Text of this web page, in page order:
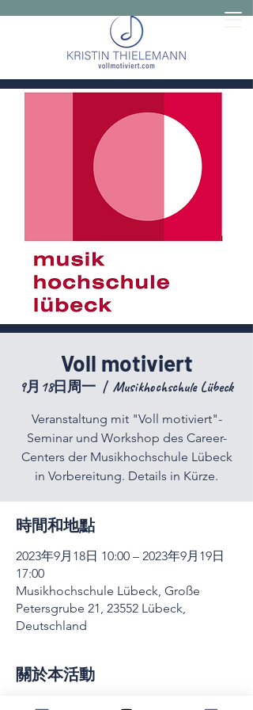
Voll motiviert
9月18日周一
  |
Musikhochschule Lübeck
Veranstaltung mit "Voll motiviert"-
Seminar und Workshop des Career-
Centers der Musikhochschule Lübeck
in Vorbereitung. Details in Kürze.
時間和地點
2023年9月18日 10:00 – 2023年9月19日
17:00
Musikhochschule Lübeck, Große
Petersgrube 21, 23552 Lübeck,
Deutschland
關於本活動